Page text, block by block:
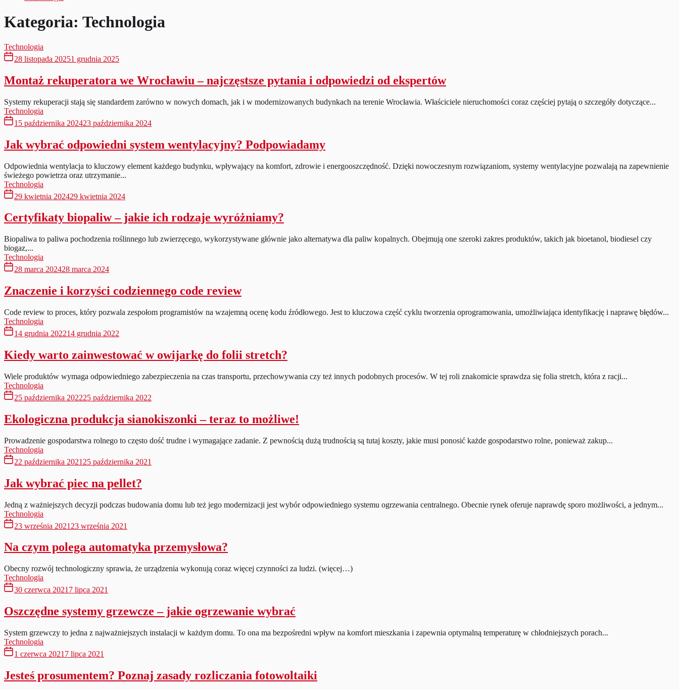
Kategoria: Technologia
Technologia
28 listopada 20251 grudnia 2025
Montaż rekuperatora we Wrocławiu – najczęstsze pytania i odpowiedzi od ekspertów
Systemy rekuperacji stają się standardem zarówno w nowych domach, jak i w modernizowanych budynkach na terenie Wrocławia. Właściciele nieruchomości coraz częściej pytają o szczegóły dotyczące...
Technologia
15 października 202423 października 2024
Jak wybrać odpowiedni system wentylacyjny? Podpowiadamy
Odpowiednia wentylacja to kluczowy element każdego budynku, wpływający na komfort, zdrowie i energooszczędność. Dzięki nowoczesnym rozwiązaniom, systemy wentylacyjne pozwalają na zapewnienie
świeżego powietrza oraz utrzymanie...
Technologia
29 kwietnia 202429 kwietnia 2024
Certyfikaty biopaliw – jakie ich rodzaje wyróżniamy?
Biopaliwa to paliwa pochodzenia roślinnego lub zwierzęcego, wykorzystywane głównie jako alternatywa dla paliw kopalnych. Obejmują one szeroki zakres produktów, takich jak bioetanol, biodiesel czy
biogaz,...
Technologia
28 marca 202428 marca 2024
Znaczenie i korzyści codziennego code review
Code review to proces, który pozwala zespołom programistów na wzajemną ocenę kodu źródłowego. Jest to kluczowa część cyklu tworzenia oprogramowania, umożliwiająca identyfikację i naprawę błędów...
Technologia
14 grudnia 202214 grudnia 2022
Kiedy warto zainwestować w owijarkę do folii stretch?
Wiele produktów wymaga odpowiedniego zabezpieczenia na czas transportu, przechowywania czy też innych podobnych procesów. W tej roli znakomicie sprawdza się folia stretch, która z racji...
Technologia
25 października 202225 października 2022
Ekologiczna produkcja sianokiszonki – teraz to możliwe!
Prowadzenie gospodarstwa rolnego to często dość trudne i wymagające zadanie. Z pewnością dużą trudnością są tutaj koszty, jakie musi ponosić każde gospodarstwo rolne, ponieważ zakup...
Technologia
22 października 2021 25 października 2021
Jak wybrać piec na pellet?
Jedną z ważniejszych decyzji podczas budowania domu lub też jego modernizacji jest wybór odpowiedniego systemu ogrzewania centralnego. Obecnie rynek oferuje naprawdę sporo możliwości, a jednym...
Technologia
23 września 2021 23 września 2021
Na czym polega automatyka przemysłowa?
Obecny rozwój technologiczny sprawia, że urządzenia wykonują coraz więcej czynności za ludzi. (więcej…)
Technologia
30 czerwca 2021 7 lipca 2021
Oszczędne systemy grzewcze – jakie ogrzewanie wybrać
System grzewczy to jedna z najważniejszych instalacji w każdym domu. To ona ma bezpośredni wpływ na komfort mieszkania i zapewnia optymalną temperaturę w chłodniejszych porach...
Technologia
1 czerwca 2021 7 lipca 2021
Jesteś prosumentem? Poznaj zasady rozliczania fotowoltaiki